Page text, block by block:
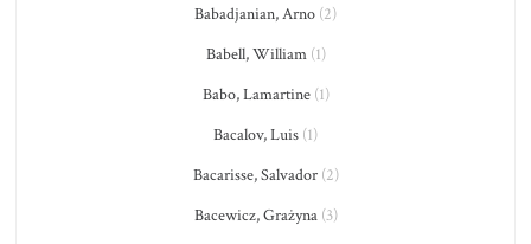
Babadjanian, Arno (2)
Babell, William(1)
Babo, Lamartine(1)
Bacalov, Luis (1)
Bacarisse, Salvador(2)
Bacewicz, Grażyna(3)